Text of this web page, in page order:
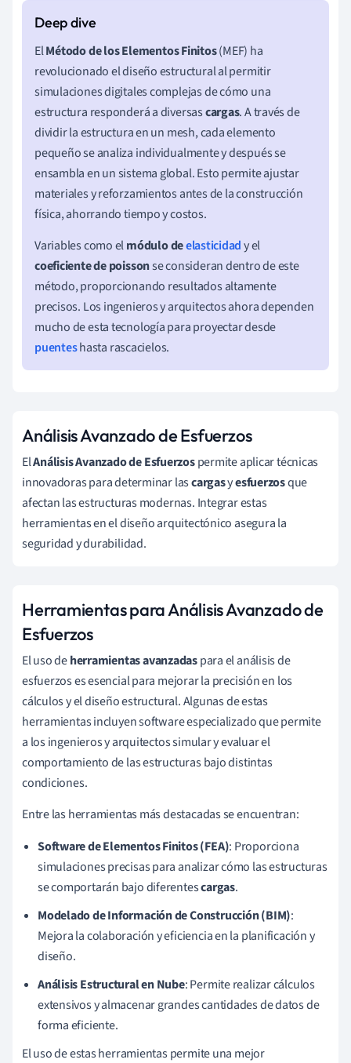
ElMétodo de los Elementos Finitos(MEF) ha
revolucionado el diseño estructural al permitir
simulaciones digitales complejas de cómo una
estructura responderá a diversascargas. A través de
dividir la estructura en un mesh, cada elemento
pequeño se analiza individualmente y después se
ensambla en un sistema global. Esto permite ajustar
materiales y reforzamientos antes de la construcción
física, ahorrando tiempo y costos.
Variables como elmódulo deelasticidady el
coeficiente de poissonse consideran dentro de este
método, proporcionando resultados altamente
precisos. Los ingenieros y arquitectos ahora dependen
mucho de esta tecnología para proyectar desde
puenteshasta rascacielos.
Análisis Avanzado de Esfuerzos
ElAnálisis Avanzado de Esfuerzospermite aplicar técnicas
innovadoras para determinar lascargasyesfuerzosque
afectan las estructuras modernas. Integrar estas
herramientas en el diseño arquitectónico asegura la
seguridad y durabilidad.
Herramientas para Análisis Avanzado de
Esfuerzos
El uso deherramientas avanzadaspara el análisis de
esfuerzos es esencial para mejorar la precisión en los
cálculos y el diseño estructural. Algunas de estas
herramientas incluyen software especializado que permite
a los ingenieros y arquitectos simular y evaluar el
comportamiento de las estructuras bajo distintas
condiciones.
Entre las herramientas más destacadas se encuentran:
Software de Elementos Finitos (FEA): Proporciona
simulaciones precisas para analizar cómo las estructuras
se comportarán bajo diferentescargas.
Modelado de Información de Construcción (BIM):
Mejora la colaboración y eficiencia en la planificación y
diseño.
Análisis Estructural en Nube: Permite realizar cálculos
extensivos y almacenar grandes cantidades de datos de
forma eficiente.
El uso de estas herramientas permite una mejor